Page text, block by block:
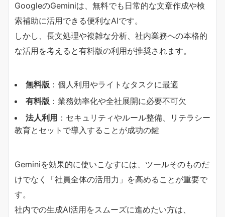
GoogleのGeminiは、無料でも日常的な文章作成や検
索補助に活用できる便利なAIです。
しかし、長文処理や複雑な分析、社内業務への本格的
な活用を考えると有料版の利用が推奨されます。
無料版 ：個人利用やライトなタスクに最適
有料版 ：業務効率化や全社展開に必要不可欠
法人利用 ：セキュリティやルール整備、リテラシー
教育とセットで導入することが成功の鍵
Geminiを効果的に使いこなすには、ツールそのものだ
けでなく「社員全体の活用力」を高めることが重要で
す。
社内での生成AI活用をスムーズに進めたい方は、